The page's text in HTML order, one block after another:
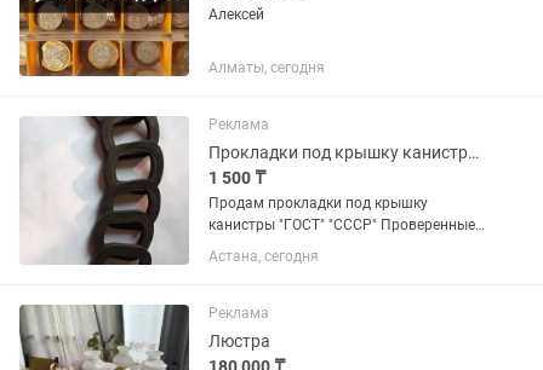
Алексей
Алматы, сегодня
Реклама
Прокладки под крышку канистры.
1 500 ₸
Продам прокладки под крышку
канистры "ГОСТ" "СССР" Проверенные,
БМС (бензо масло стойкий) материал.
На фото полная канистра, цена за 1шт.
Астана, сегодня
Реклама
Люстра